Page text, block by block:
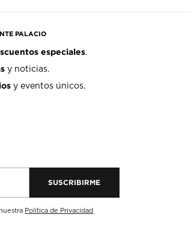
PALACIO
especiales.
y noticias.
y eventos únicos.
SUSCRIBIRME
Política de Privacidad